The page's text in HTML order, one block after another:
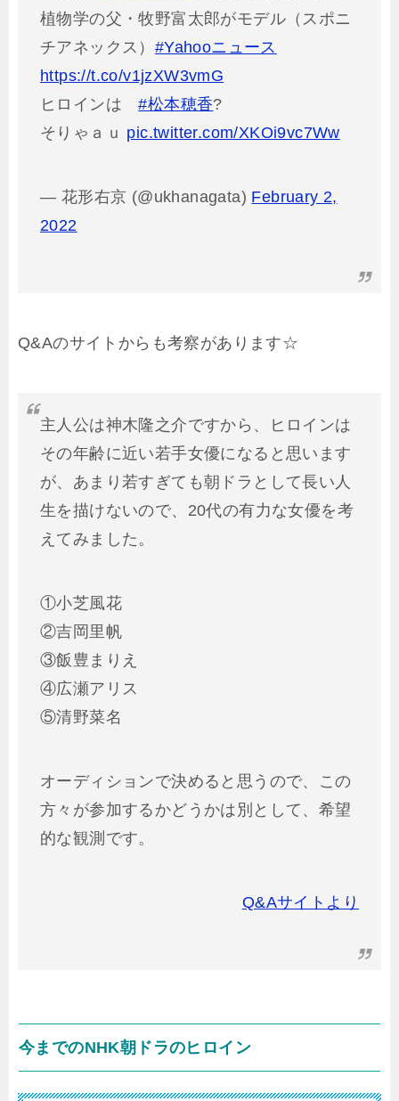
植物学の父・牧野富太郎がモデル（スポニ
チアネックス） #Yahooニュース
https://t.co/v1jzXW3vmG
ヒロインは#松本穂香?
そりゃａｕ pic.twitter.com/XKOi9vc7Ww
— 花形右京 (@ukhanagata) February 2,
2022
Q&Aのサイトからも考察があります☆
主人公は神木隆之介ですから、ヒロインは
その年齢に近い若手女優になると思います
が、あまり若すぎても朝ドラとして長い人
生を描けないので、20代の有力な女優を考
えてみました。
①小芝風花
②吉岡里帆
③飯豊まりえ
④広瀬アリス
⑤清野菜名
オーディションで決めると思うので、この
方々が参加するかどうかは別として、希望
的な観測です。
Q&Aサイトより
今までのNHK朝ドラのヒロイン